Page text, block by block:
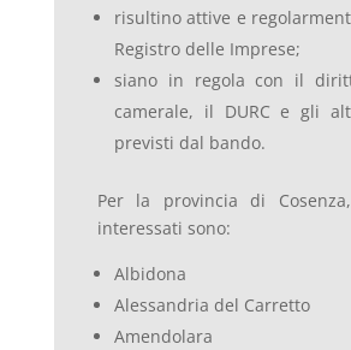
risultino attive e
Registro delle Imprese;
siano in regola con il
camerale, il DURC e gli
previsti dal bando.
Per la provincia di
interessati sono:
Albidona
Alessandria del Carretto
Amendolara